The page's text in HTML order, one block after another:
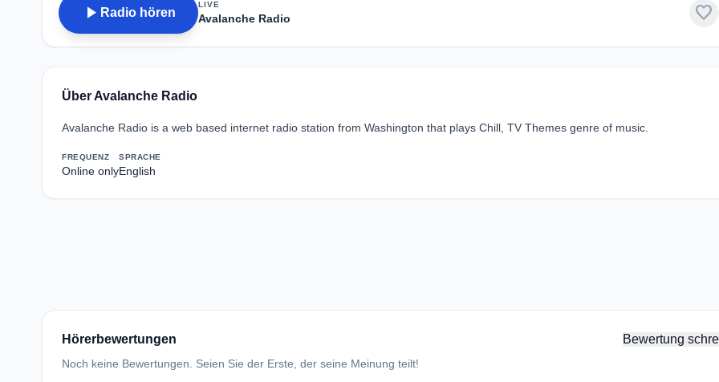
play_arrow Radio hören
LIVE
Avalanche Radio favorite
Über Avalanche Radio
Avalanche Radio is a web based internet radio station from Washington that plays Chill, TV Themes genre of music.
FREQUENZ
Online only
SPRACHE
English
Hörerbewertungen Bewertung
Noch keine Bewertungen. Seien Sie der Erste, der seine Meinung teilt!